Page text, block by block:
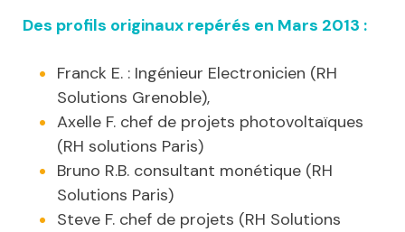
Des profils originaux repérés en Mars 2013 :
Franck E. : Ingénieur Electronicien (RH
Solutions Grenoble),
Axelle F. chef de projets photovoltaïques
(RH solutions Paris)
Bruno R.B. consultant monétique (RH
Solutions Paris)
Steve F. chef de projets (RH Solutions